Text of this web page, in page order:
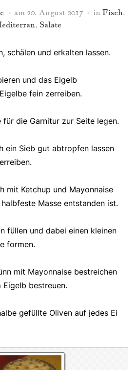
am 20. August 2017 in Fisch,
, Salate
schälen und erkalten lassen.
und das Eigelb
fein zerreiben.
für die Garnitur zur Seite legen.
ein Sieb gut abtropfen lassen
mit Ketchup und Mayonnaise
Masse entstanden ist.
füllen und dabei einen kleinen
formen.
mit Mayonnaise bestreichen
bestreuen.
gefüllte Oliven auf jedes Ei